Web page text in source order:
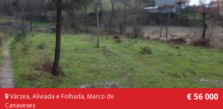
Várzea, Aliviada e Folhada, Marco de
Canaveses
€ 56 000